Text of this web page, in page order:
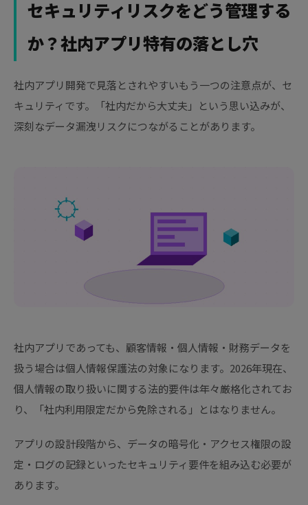
セキュリティリスクをどう管理する
か？社内アプリ特有の落とし穴
社内アプリ開発で見落とされやすいもう一つの注意点が、セ
キュリティです。「社内だから大丈夫」という思い込みが、
深刻なデータ漏洩リスクにつながることがあります。
社内アプリであっても、顧客情報・個人情報・財務データを
扱う場合は個人情報保護法の対象になります。2026年現在、
個人情報の取り扱いに関する法的要件は年々厳格化されてお
り、「社内利用限定だから免除される」とはなりません。
アプリの設計段階から、データの暗号化・アクセス権限の設
定・ログの記録といったセキュリティ要件を組み込む必要が
あります。